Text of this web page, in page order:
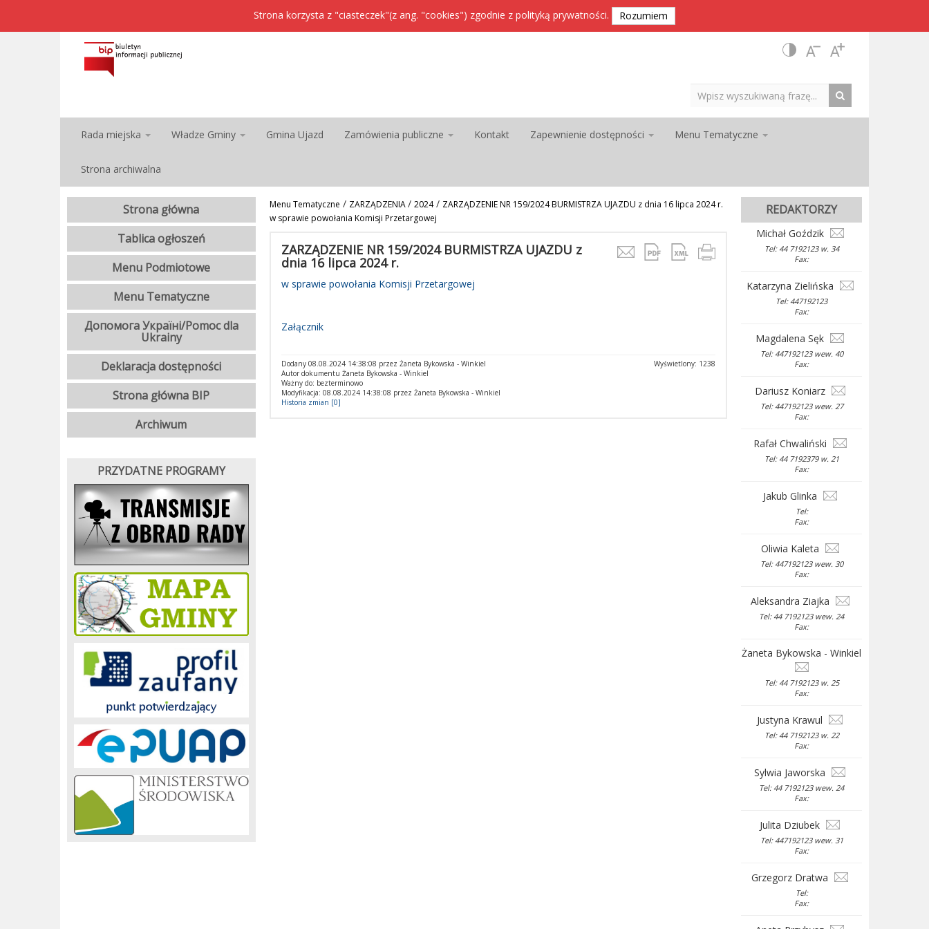
Strona korzysta z "ciasteczek"(z ang. "cookies") zgodnie z polityką prywatności. Rozumiem
Rada miejska Władze Gminy Gmina Ujazd Zamówienia publiczne Kontakt Zapewnienie dostępności Menu Tematyczne
Strona archiwalna
Menu Tematyczne / ZARZĄDZENIA/ 2024/ ZARZĄDZENIE NR 159/2024 BURMISTRZA UJAZDU z dnia 16 lipca 2024 r.
w sprawie powołania Komisji Przetargowej
ZARZĄDZENIE NR 159/2024 BURMISTRZA UJAZDU z
dnia 16 lipca 2024 r.
w sprawie powołania Komisji Przetargowej
Załącznik
Wyświetlony: 1238
Dodany 08.08.2024 14:38:08 przez Żaneta Bykowska - Winkiel
Autor dokumentu Żaneta Bykowska - Winkiel
Ważny do: bezterminowo
Modyfikacja: 08.08.2024 14:38:08 przez Żaneta Bykowska - Winkiel
Historia zmian [0]
Strona główna
Tablica ogłoszeń
Menu Podmiotowe
Menu Tematyczne
Допомога Україні/Pomoc dla
Ukrainy
Deklaracja dostępności
Strona główna BIP
Archiwum
PRZYDATNE PROGRAMY
REDAKTORZY
Michał Goździk
Tel: 44 7192123 w. 34
Fax:
Katarzyna Zielińska
Tel: 447192123
Fax:
Magdalena Sęk
Tel: 447192123 wew. 40
Fax:
Dariusz Koniarz
Tel: 447192123 wew. 27
Fax:
Rafał Chwaliński
Tel: 44 7192379 w. 21
Fax:
Jakub Glinka
Tel:
Fax:
Oliwia Kaleta
Tel: 447192123 wew. 30
Fax:
Aleksandra Ziajka
Tel: 44 7192123 wew. 24
Fax:
Żaneta Bykowska - Winkiel
Tel: 44 7192123 w. 25
Fax:
Justyna Krawul
Tel: 44 7192123 w. 22
Fax:
Sylwia Jaworska
Tel: 44 7192123 wew. 24
Fax:
Julita Dziubek
Tel: 447192123 wew. 31
Fax:
Grzegorz Dratwa
Tel:
Fax: